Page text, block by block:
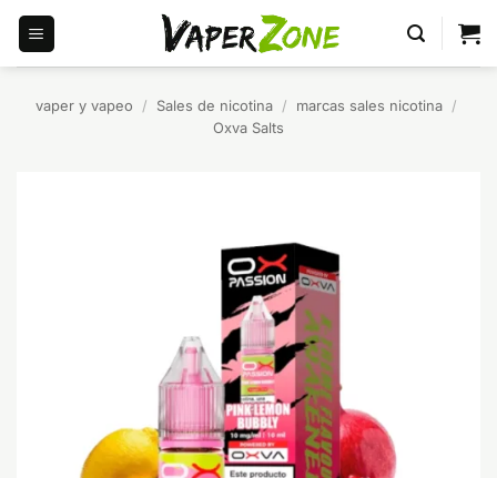
Saltar
contenido
vaper y vapeo / Sales de nicotina / marcas sales nicotina /
Oxva Salts